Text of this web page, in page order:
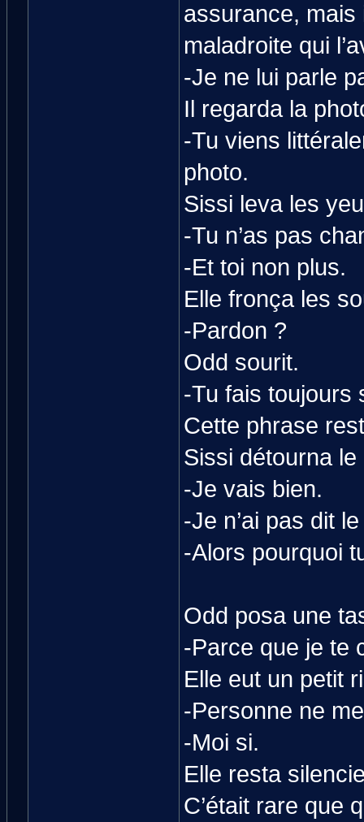
assurance, mais
maladroite qui
-Je ne lui parle
Il regarda la
-Tu viens
photo.
Sissi leva les
-Tu n’as pas
-Et toi non plus.
Elle fronça les
-Pardon ?
Odd sourit.
-Tu fais toujours
Cette phrase
Sissi détourna le
-Je vais bien.
-Je n’ai pas dit
-Alors pourquoi
Odd posa une
-Parce que je te
Elle eut un petit
-Personne ne
-Moi si.
Elle resta
C’était rare que